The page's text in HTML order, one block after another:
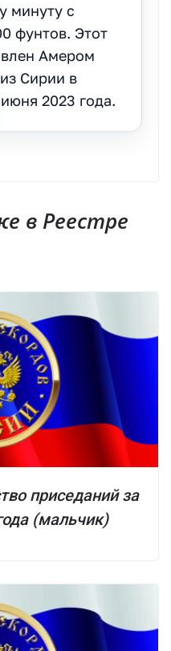
минуту с
фунтов. Этот
Амером
Сирии в
2023 года.
в Реестре
приседаний за
(мальчик)